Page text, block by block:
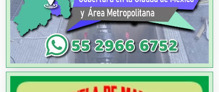
Alta Costura
Aluminio
Ambulancias